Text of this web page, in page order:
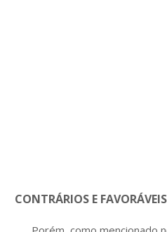
CONTRÁRIOS E FAVORÁVEIS